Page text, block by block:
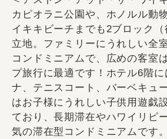
カピオラニ公園や、ホノルル動
イキキビーチまでも2ブロック
立地。ファミリーにうれしい全
コンドミニアムで、広めの客室
プ旅行に最適です！ホテル6階
ナ、テニスコート、バーベキュ
はお子様にうれしい子供用遊戯
ており、長期滞在やハワイリピ
気の滞在型コンドミニアムです。